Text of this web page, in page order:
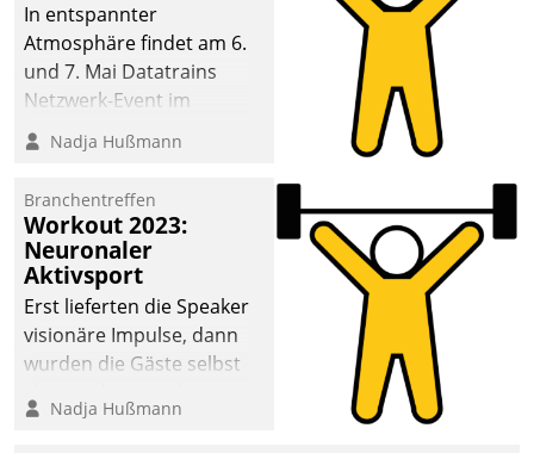
In entspannter
Atmosphäre findet am 6.
und 7. Mai Datatrains
Netzwerk-Event im
Kunden- und Partnerkreis
statt. Zentrale Frage: Wie
Mammutprojekte
meistern und Workloads
wuppen – bei zunehmend
anspruchsvollen
Aufgaben und
abnehmendem
Nadja Hußmann
Branchentreffen
Workout 2023:
Neuronaler
Aktivsport
Erst lieferten die Speaker
visionäre Impulse, dann
wurden die Gäste selbst
methodisch
Nadja Hußmann